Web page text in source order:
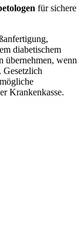
für sichere
diabetischem
übernehmen, wenn
Gesetzlich
Krankenkasse.